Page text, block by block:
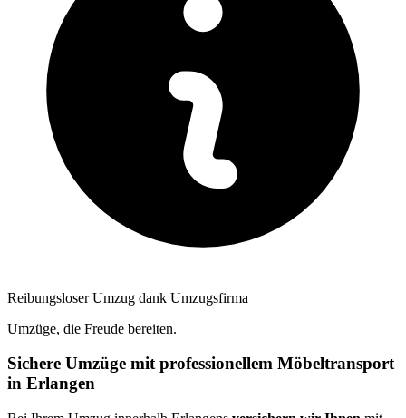
Reibungsloser Umzug dank Umzugsfirma
Umzüge, die Freude bereiten.
Sichere Umzüge mit professionellem Möbeltransport
in Erlangen